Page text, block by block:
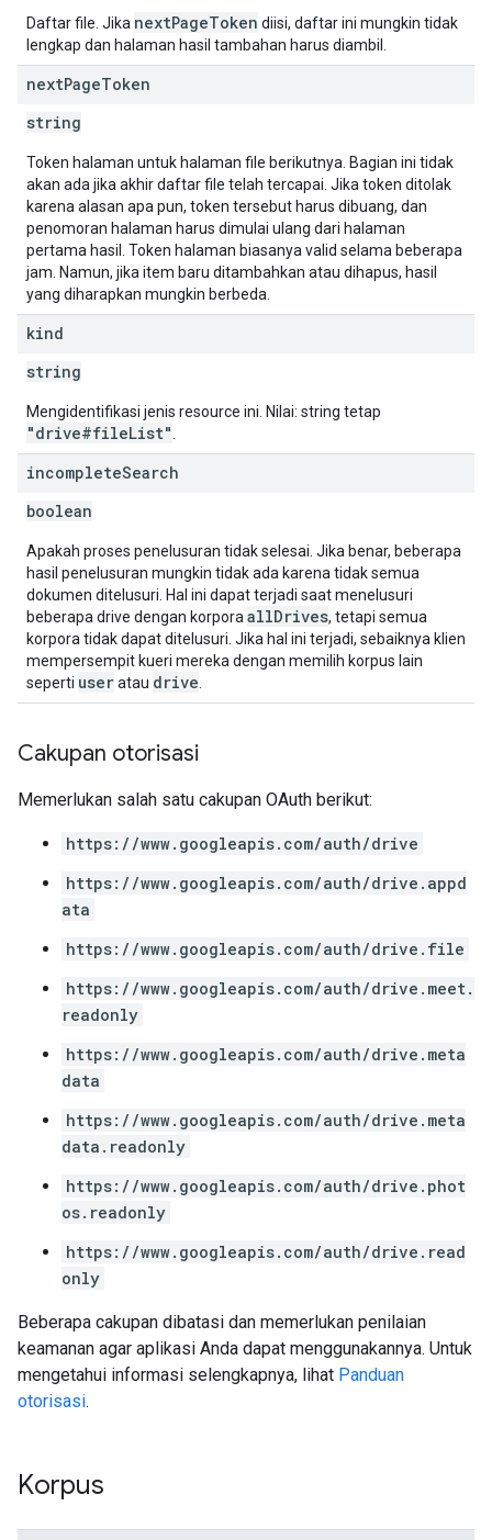
Daftar file. Jika nextPageToken diisi, daftar ini mungkin tidak
lengkap dan halaman hasil tambahan harus diambil.
nextPageToken
string
Token halaman untuk halaman file berikutnya. Bagian ini tidak
akan ada jika akhir daftar file telah tercapai. Jika token ditolak
karena alasan apa pun, token tersebut harus dibuang, dan
penomoran halaman harus dimulai ulang dari halaman
pertama hasil. Token halaman biasanya valid selama beberapa
jam. Namun, jika item baru ditambahkan atau dihapus, hasil
yang diharapkan mungkin berbeda.
kind
string
Mengidentifikasi jenis resource ini. Nilai: string tetap
"drive#fileList"
incompleteSearch
boolean
Apakah proses penelusuran tidak selesai. Jika benar, beberapa
hasil penelusuran mungkin tidak ada karena tidak semua
dokumen ditelusuri. Hal ini dapat terjadi saat menelusuri
beberapa drive dengan korpora allDrives, tetapi semua
korpora tidak dapat ditelusuri. Jika hal ini terjadi, sebaiknya klien
mempersempit kueri mereka dengan memilih korpus lain
seperti useratau drive
Cakupan otorisasi
Memerlukan salah satu cakupan OAuth berikut:
https://www.googleapis.com/auth/drive
https://www.googleapis.com/auth/drive.appd
ata
https://www.googleapis.com/auth/drive.file
https://www.googleapis.com/auth/drive.meet.
readonly
https://www.googleapis.com/auth/drive.meta
data
https://www.googleapis.com/auth/drive.meta
data.readonly
https://www.googleapis.com/auth/drive.phot
os.readonly
https://www.googleapis.com/auth/drive.read
only
Beberapa cakupan dibatasi dan memerlukan penilaian
keamanan agar aplikasi Anda dapat menggunakannya. Untuk
mengetahui informasi selengkapnya, lihat Panduan
otorisasi.
Korpus